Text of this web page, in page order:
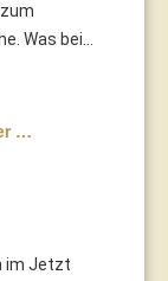
Was bei...
…
im Jetzt